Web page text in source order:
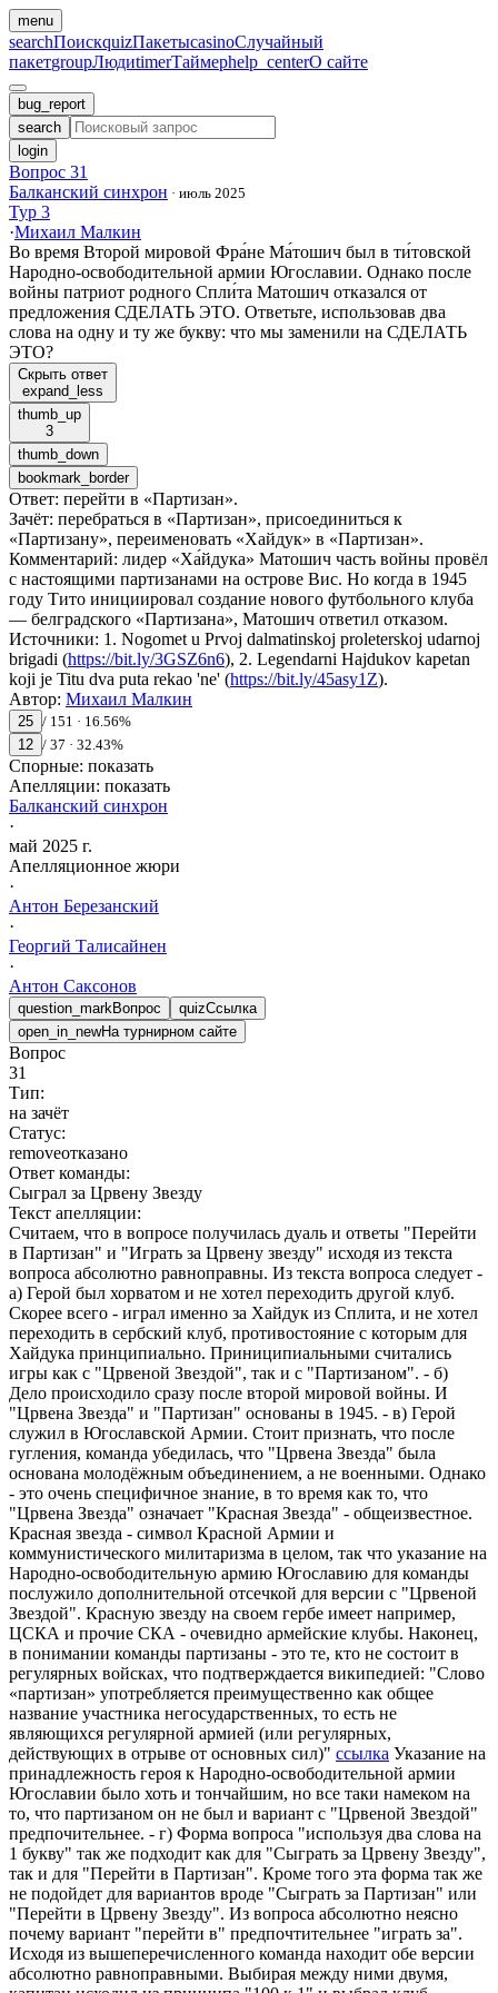
menu
searchПоискquizПакетыcasinoСлучайный
пакетgroupЛюдиtimerТаймерhelp_centerО сайте
bug_report
search
login
Вопрос 31
Балканский синхрон · июль 2025
Тур 3
·Михаил Малкин
Во время Второй мировой Фра́не Ма́тошич был в ти́товской
Народно-освободительной армии Югославии. Однако после
войны патриот родного Спли́та Матошич отказался от
предложения СДЕЛАТЬ ЭТО. Ответьте, использовав два
слова на одну и ту же букву: что мы заменили на СДЕЛАТЬ
ЭТО?
Скрыть ответ
expand_less
thumb_up
3
thumb_down
bookmark_border
Ответ: перейти в «Партизан».
Зачёт: перебраться в «Партизан», присоединиться к
«Партизану», переименовать «Хайдук» в «Партизан».
Комментарий: лидер «Ха́йдука» Матошич часть войны провёл
с настоящими партизанами на острове Вис. Но когда в 1945
году Тито инициировал создание нового футбольного клуба
— белградского «Партизана», Матошич ответил отказом.
Источники: 1. Nogomet u Prvoj dalmatinskoj proleterskoj udarnoj
brigadi (https://bit.ly/3GSZ6n6), 2. Legendarni Hajdukov kapetan
koji je Titu dva puta rekao 'ne' (https://bit.ly/45asy1Z).
Автор: Михаил Малкин
25 / 151 · 16.56%
12 / 37 · 32.43%
Спорные: показать
Апелляции: показать
Балканский синхрон
·
май 2025 г.
Апелляционное жюри
·
Антон Березанский
·
Георгий Талисайнен
·
Антон Саксонов
question_markВопрос quizСсылка
open_in_newНа турнирном сайте
Вопрос
31
Тип:
на зачёт
Статус:
removeотказано
Ответ команды:
Сыграл за Црвену Звезду
Текст апелляции:
Считаем, что в вопросе получилась дуаль и ответы "Перейти
в Партизан" и "Играть за Црвену звезду" исходя из текста
вопроса абсолютно равноправны. Из текста вопроса следует -
а) Герой был хорватом и не хотел переходить другой клуб.
Скорее всего - играл именно за Хайдук из Сплита, и не хотел
переходить в сербский клуб, противостояние с которым для
Хайдука принципиально. Приниципиальными считались
игры как с "Црвеной Звездой", так и с "Партизаном". - б)
Дело происходило сразу после второй мировой войны. И
"Црвена Звезда" и "Партизан" основаны в 1945. - в) Герой
служил в Югославской Армии. Стоит признать, что после
гугления, команда убедилась, что "Црвена Звезда" была
основана молодёжным объединением, а не военными. Однако
- это очень специфичное знание, в то время как то, что
"Црвена Звезда" означает "Красная Звезда" - общеизвестное.
Красная звезда - символ Красной Армии и
коммунистического милитаризма в целом, так что указание на
Народно-освободительную армию Югославию для команды
послужило дополнительной отсечкой для версии с "Црвеной
Звездой". Красную звезду на своем гербе имеет например,
ЦСКА и прочие СКА - очевидно армейские клубы. Наконец,
в понимании команды партизаны - это те, кто не состоит в
регулярных войсках, что подтверждается википедией: "Слово
«партизан» употребляется преимущественно как общее
название участника негосударственных, то есть не
являющихся регулярной армией (или регулярных,
действующих в отрыве от основных сил)" ссылка Указание на
принадлежность героя к Народно-освободительной армии
Югославии было хоть и тончайшим, но все таки намеком на
то, что партизаном он не был и вариант с "Црвеной Звездой"
предпочительнее. - г) Форма вопроса "используя два слова на
1 букву" так же подходит как для "Сыграть за Црвену Звезду",
так и для "Перейти в Партизан". Кроме того эта форма так же
не подойдет для вариантов вроде "Сыграть за Партизан" или
"Перейти в Црвену Звезду". Из вопроса абсолютно неясно
почему вариант "перейти в" предпочтительнее "играть за".
Исходя из вышеперечисленного команда находит обе версии
абсолютно равноправными. Выбирая между ними двумя,